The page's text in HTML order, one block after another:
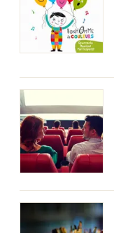
Mon email